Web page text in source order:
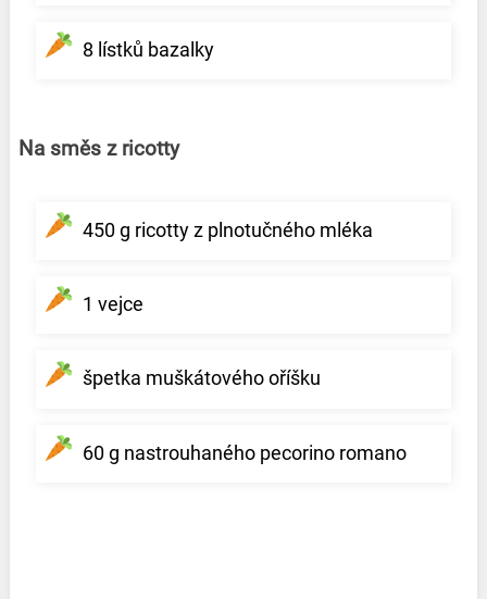
8 lístků bazalky
Na směs z ricotty
450 g ricotty z plnotučného mléka
1 vejce
špetka muškátového oříšku
60 g nastrouhaného pecorino romano